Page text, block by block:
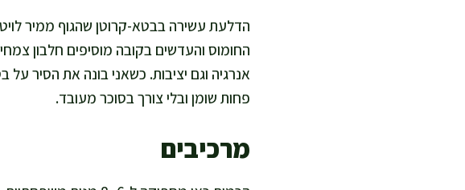
החומוס והעדשים בקובה מוסיפים חלבון
אנרגיה וגם יציבות. כשאני בונה את הסיר
פחות שומן ובלי צורך בסוכר מעובד.
מרכיבים